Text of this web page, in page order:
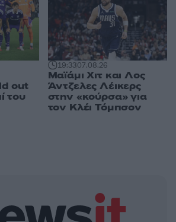
out
του
19:3307.08.26
Μαϊάμι Χιτ και Λος
Άντζελες Λέικερς
στην «κούρσα» για
τον Κλέι Τόμπσον